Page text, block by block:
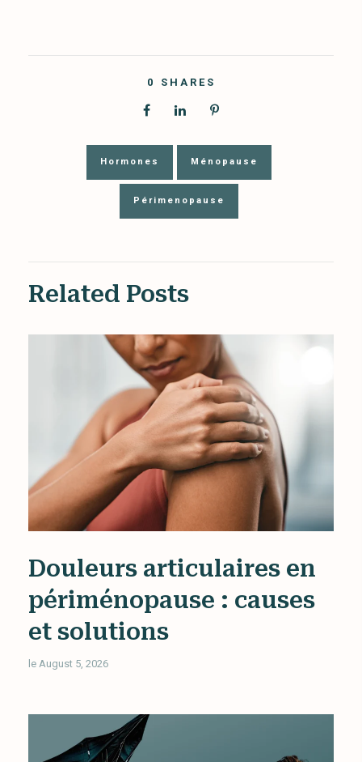
0 SHARES
Hormones Ménopause
Périmenopause
Related Posts
Douleurs articulaires en
périménopause : causes
et solutions
le August 5, 2026